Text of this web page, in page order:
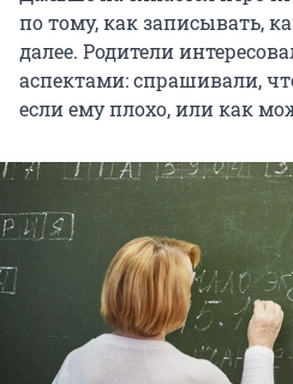
по тому, как записывать,
далее. Родители
аспектами: спрашивали,
если ему плохо, или как